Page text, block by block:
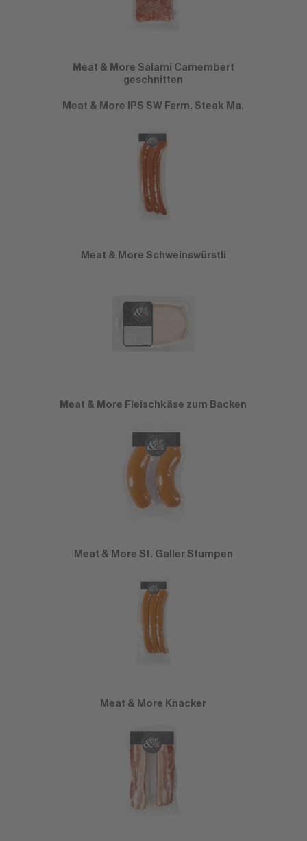
Meat & More Salami Camembert
geschnitten
Meat & More IPS SW Farm. Steak Ma.
Meat & More Schweinswürstli
Meat & More Fleischkäse zum Backen
Meat & More St. Galler Stumpen
Meat & More Knacker